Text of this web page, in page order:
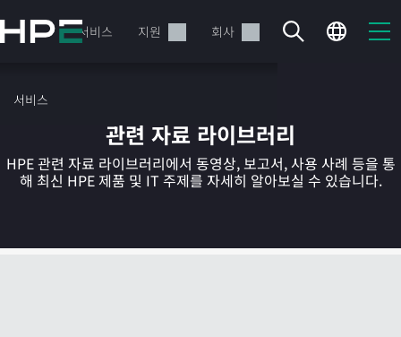
요
뛰
제품 서비스 지원 회사
서비스
현재 장바구니가 비어있습니다
관련 자료 라이브러리
HPE 관련 자료 라이브러리에서 동영상, 보고서, 사용 사례 등을 통
해 최신 HPE 제품 및 IT 주제를 자세히 알아보실 수 있습니다.